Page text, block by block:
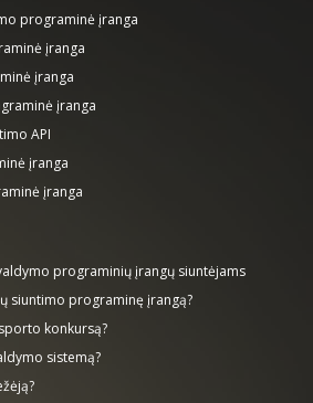
programinė įranga
įranga
įranga
įranga
API
įranga
įranga
programinių įrangų siuntėjams
siuntimo programinę įrangą?
konkursą?
sistemą?